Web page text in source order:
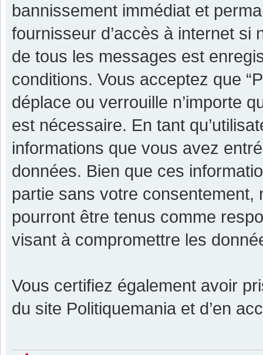
bannissement immédiat et
fournisseur d’accès à internet si
de tous les messages est
conditions. Vous acceptez que
déplace ou verrouille n’importe
est nécessaire. En tant
informations que vous avez
données. Bien que ces
partie sans votre consentement,
pourront être tenus comme
visant à compromettre les
Vous certifiez également avoir
du site Politiquemania et d’en